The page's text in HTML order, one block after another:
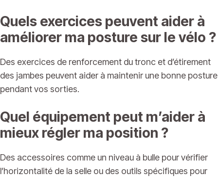
Quels exercices peuvent aider à
améliorer ma posture sur le vélo ?
Des exercices de renforcement du tronc et d’étirement
des jambes peuvent aider à maintenir une bonne posture
pendant vos sorties.
Quel équipement peut m’aider à
mieux régler ma position ?
Des accessoires comme un niveau à bulle pour vérifier
l’horizontalité de la selle ou des outils spécifiques pour